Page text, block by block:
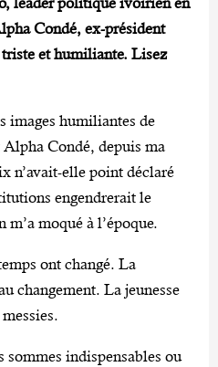
Condé, ex-président
et humiliante. Lisez
images humiliantes de
Condé, depuis ma
n’avait-elle point déclaré
engendrerait le
m’a moqué à l’époque.
ont changé. La
changement. La jeunesse
sommes indispensables ou